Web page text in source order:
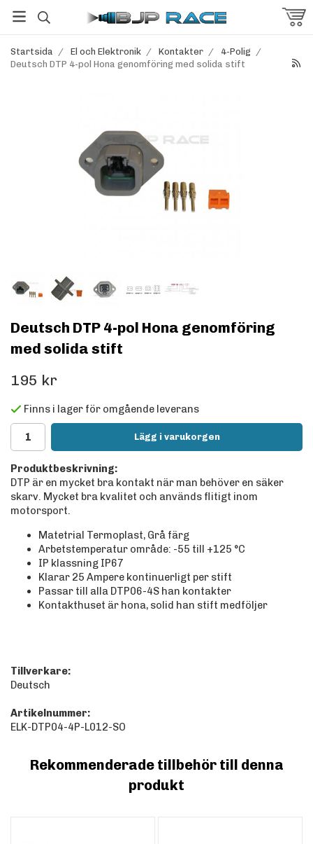
Startsida / El och Elektronik / Kontakter / 4-Polig /
Deutsch DTP 4-pol Hona genomföring med solida stift
Deutsch DTP 4-pol Hona genomföring
med solida stift
195 kr
Finns i lager för omgående leverans
Lägg i varukorgen
Produktbeskrivning:
DTP är en mycket bra kontakt när man behöver en säker
skarv. Mycket bra kvalitet och används flitigt inom
motorsport.
Matetrial Termoplast, Grå färg
Arbetstemperatur område: -55 till +125 °C
IP klassning IP67
Klarar 25 Ampere kontinuerligt per stift
Passar till alla DTP06-4S han kontakter
Kontakthuset är hona, solid han stift medföljer
Tillverkare:
Deutsch
Artikelnummer:
ELK-DTP04-4P-L012-SO
Rekommenderade tillbehör till denna
produkt